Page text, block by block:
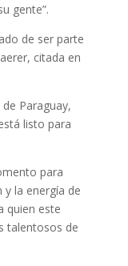
gente”.
de ser parte
citada en
Paraguay,
listo para
para
la energía de
quien este
talentosos de